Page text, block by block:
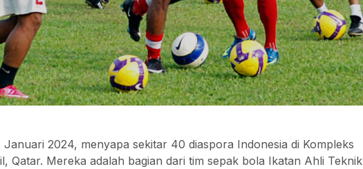
Januari 2024, menyapa sekitar 40 diaspora Indonesia di Kompleks
Qatar. Mereka adalah bagian dari tim sepak bola Ikatan Ahli Teknik